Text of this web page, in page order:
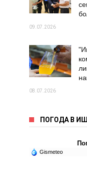
09.07.2026
08.07.2026
ПОГОДА В
Gismeteo